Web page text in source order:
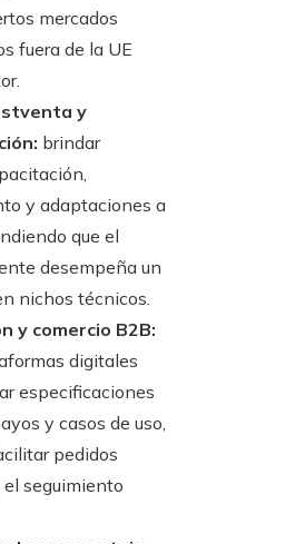
mercados
fuera de la UE
y
brindar
y adaptaciones a
que el
desempeña un
nichos técnicos.
y comercio B2B:
digitales
especificaciones
y casos de uso,
pedidos
seguimiento